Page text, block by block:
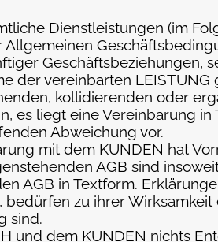
Dienstleistungen (im
Geschäftsbeziehungen,
der vereinbarten
kollidierenden oder
es liegt eine Vereinbarung
Abweichung vor.
mit dem KUNDEN hat
AGB sind
AGB in Textform.
zu ihrer
sind.
und dem KUNDEN nichts